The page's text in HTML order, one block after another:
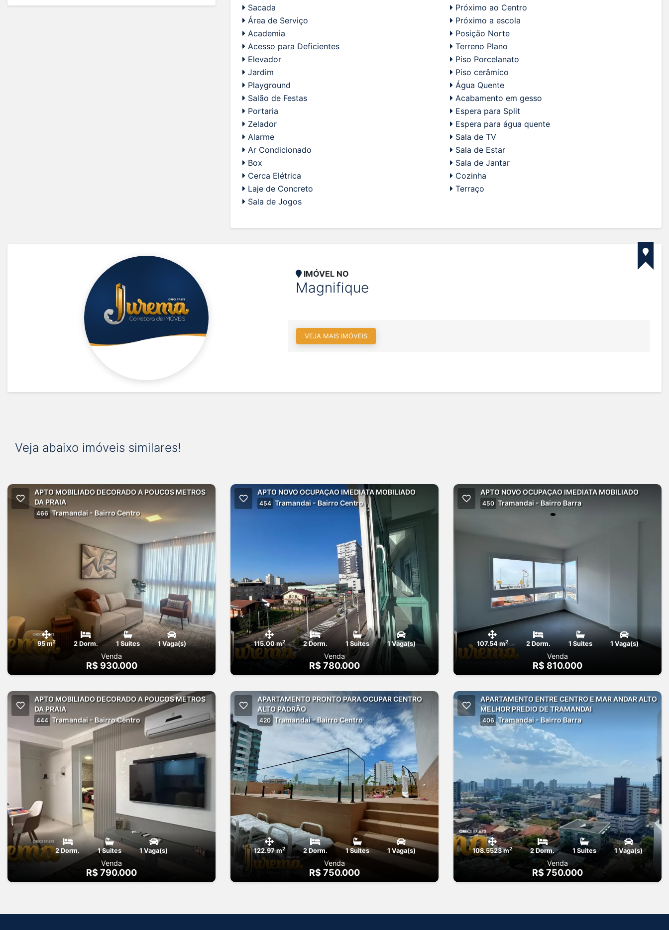
Sacada
Área de Serviço
Academia
Acesso para Deficientes
Elevador
Jardim
Playground
Salão de Festas
Portaria
Zelador
Alarme
Ar Condicionado
Box
Cerca Elétrica
Laje de Concreto
Sala de Jogos
Próximo ao Centro
Próximo a escola
Posição Norte
Terreno Plano
Piso Porcelanato
Piso cerâmico
Água Quente
Acabamento em gesso
Espera para Split
Espera para água quente
Sala de TV
Sala de Estar
Sala de Jantar
Cozinha
Terraço
IMÓVEL NO
Magnifique
VEJA MAIS IMÓVEIS
Veja abaixo imóveis similares!
APTO MOBILIADO DECORADO A POUCOS METROS
DA PRAIA
466 Tramandai - Bairro Centro
95 m2 2 Dorm. 1 Suites 1 Vaga(s)
Venda
R$ 930.000
APTO NOVO OCUPAÇAO IMEDIATA MOBILIADO
454 Tramandai - Bairro Centro
115.00 m2 2 Dorm. 1 Suites 1 Vaga(s)
Venda
R$ 780.000
APTO NOVO OCUPAÇAO IMEDIATA MOBILIADO
450 Tramandai - Bairro Barra
107.54 m2 2 Dorm. 1 Suites 1 Vaga(s)
Venda
R$ 810.000
APTO MOBILIADO DECORADO A POUCOS METROS
DA PRAIA
444 Tramandai - Bairro Centro
2 Dorm. 1 Suites 1 Vaga(s)
Venda
R$ 790.000
APARTAMENTO PRONTO PARA OCUPAR CENTRO
ALTO PADRÃO
420 Tramandai - Bairro Centro
122.97 m2 2 Dorm. 1 Suites 1 Vaga(s)
Venda
R$ 750.000
APARTAMENTO ENTRE CENTRO E MAR ANDAR ALTO
MELHOR PREDIO DE TRAMANDAI
406 Tramandai - Bairro Barra
108.5523 m2 2 Dorm. 1 Suites 1 Vaga(s)
Venda
R$ 750.000